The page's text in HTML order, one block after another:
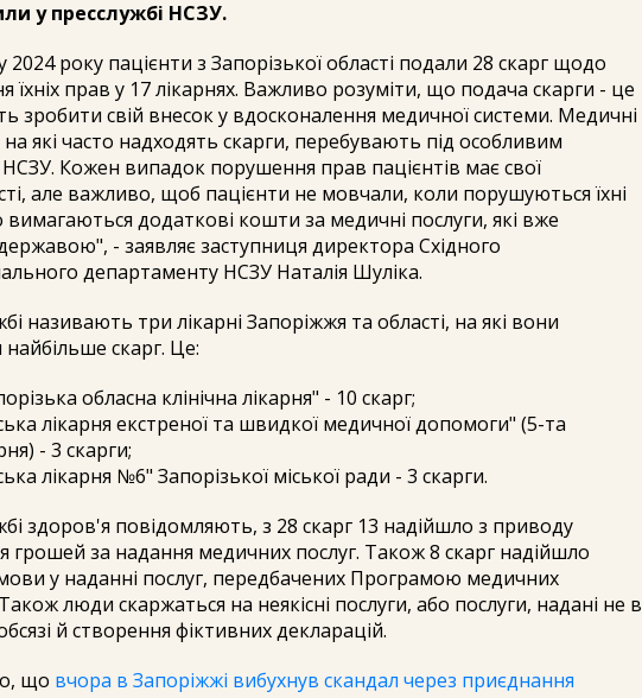
у пресслужбі НСЗУ.
2024 року пацієнти з Запорізької області подали 28 скарг щодо
їхніх прав у 17 лікарнях. Важливо розуміти, що подача скарги - це
зробити свій внесок у вдосконалення медичної системи. Медичні
які часто надходять скарги, перебувають під особливим
Кожен випадок порушення прав пацієнтів має свої
але важливо, щоб пацієнти не мовчали, коли порушуються їхні
вимагаються додаткові кошти за медичні послуги, які вже
- заявляє заступниця директора Східного
департаменту НСЗУ Наталія Шуліка.
називають три лікарні Запоріжжя та області, на які вони
скарг. Це:
обласна клінічна лікарня" - 10 скарг;
лікарня екстреної та швидкої медичної допомоги" (5-та
- 3 скарги;
лікарня №6" Запорізької міської ради - 3 скарги.
здоров'я повідомляють, з 28 скарг 13 надійшло з приводу
грошей за надання медичних послуг. Також 8 скарг надійшло
у наданні послуг, передбачених Програмою медичних
люди скаржаться на неякісні послуги, або послуги, надані не в
й створення фіктивних декларацій.
що вчора в Запоріжжі вибухнув скандал через приєднання